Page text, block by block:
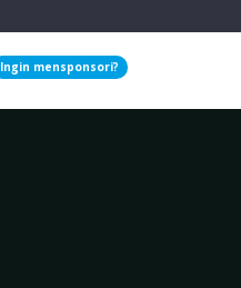
Ingin mensponsori?